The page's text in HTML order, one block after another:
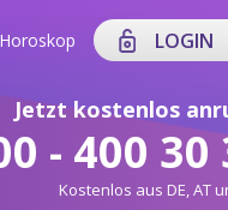
Horoskop LOGIN
Jetzt kostenlos
- 400 30
Kostenlos aus DE, AT